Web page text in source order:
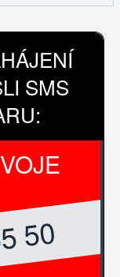
SMS
50